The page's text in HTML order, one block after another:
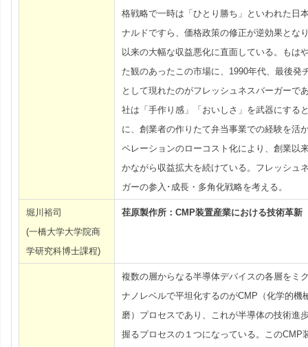
格戦略で一時は「ひとり勝ち」といわれた日
ナルドですら、価格政策の修正が逆効果とな
以来の大幅な収益悪化に直面している。もは
た観のあったこの市場に、1990年代、最後発
として現れたのがフレッシュネスバーガーで
社は「手作り感」「おいしさ」を武器にする
に、創業者の作りたて弁当事業での経験を活
ペレーションのローコスト化により、創業以
かながら収益拡大を続けている。フレッシュ
ガーの参入･成長・多角化戦略を考える。
堀川裕司
(一橋大学大学院商
学研究科博士課程)
荏原製作所：CMP装置産業における技術革新
複数の層からなる半導体デバイスの各層をミ
ナノレベルで平坦化するのがCMP（化学的機
磨）プロセスであり、これが半導体の技術進
握るプロセスの１つになっている。このCMP